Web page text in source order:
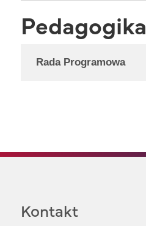
Pedagogika
Rada Programowa
Kontakt